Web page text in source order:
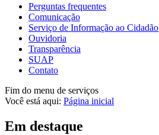
Perguntas frequentes
Comunicação
Serviço de Informação ao Cidadão
Ouvidoria
Transparência
SUAP
Contato
Fim do menu de serviços
Você está aqui: Página inicial
Em destaque